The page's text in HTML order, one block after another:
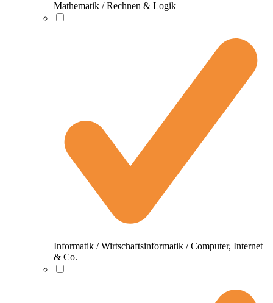
Mathematik / Rechnen & Logik
Informatik / Wirtschaftsinformatik / Computer, Internet
& Co.